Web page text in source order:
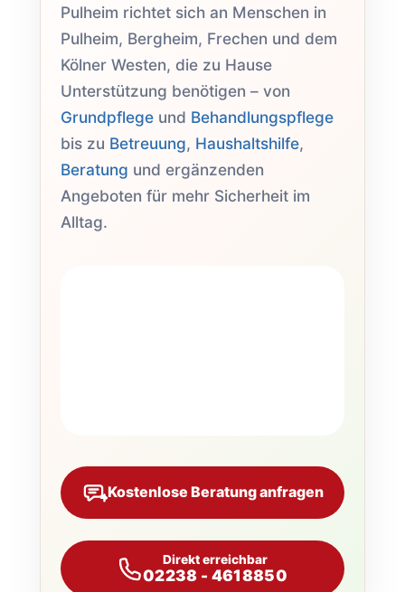
Pulheim richtet sich an Menschen in
Pulheim, Bergheim, Frechen und dem
Kölner Westen, die zu Hause
Unterstützung benötigen – von
Grundpflege und Behandlungspflege
bis zu Betreuung, Haushaltshilfe,
Beratung und ergänzenden
Angeboten für mehr Sicherheit im
Alltag.
Kostenlose Beratung anfragen
Direkt erreichbar
02238 - 4618850